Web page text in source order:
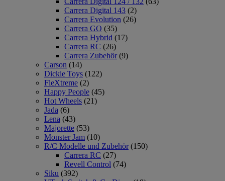
Carrera Digital 143 (2)
Carrera Evolution (26)
Carrera GO (35)
Carrera Hybrid (17)
Carrera RC (26)
Carrera Zubehör (9)
Carson (14)
Dickie Toys (122)
FleXtreme (2)
Happy People (45)
Hot Wheels (21)
Jada (6)
Lena (43)
Majorette (53)
Monster Jam (10)
R/C Modelle und Zubehör (150)
Carrera RC (27)
Revell Control (74)
Siku (392)